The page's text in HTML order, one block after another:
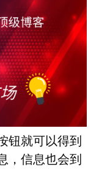
钮就可以得到
，信息也会到